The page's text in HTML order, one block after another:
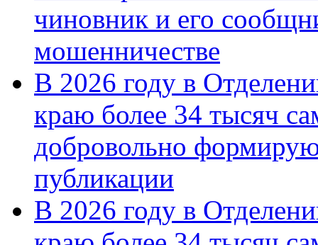
чиновник и его
мошенничестве
В 2026 году в
краю более 34 тысяч
добровольно
публикации
В 2026 году в